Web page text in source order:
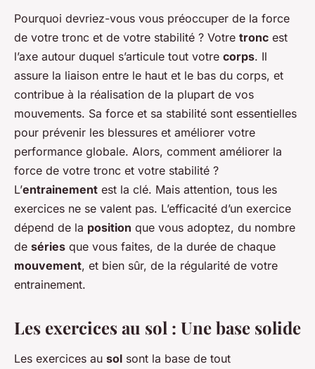
Pourquoi devriez-vous vous préoccuper de la force
de votre tronc et de votre stabilité ? Votre tronc est
l’axe autour duquel s’articule tout votre corps. Il
assure la liaison entre le haut et le bas du corps, et
contribue à la réalisation de la plupart de vos
mouvements. Sa force et sa stabilité sont essentielles
pour prévenir les blessures et améliorer votre
performance globale. Alors, comment améliorer la
force de votre tronc et votre stabilité ?
L’entrainement est la clé. Mais attention, tous les
exercices ne se valent pas. L’efficacité d’un exercice
dépend de la position que vous adoptez, du nombre
de séries que vous faites, de la durée de chaque
mouvement, et bien sûr, de la régularité de votre
entrainement.
Les exercices au sol : Une base solide
Les exercices au sol sont la base de tout